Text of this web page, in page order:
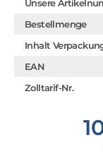
Unsere
Bestellmenge
Inhalt
EAN
Zolltarif-Nr.